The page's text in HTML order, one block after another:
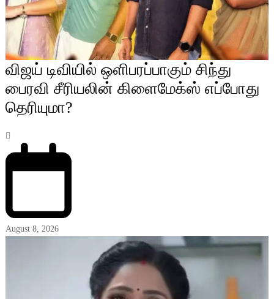
விஜய் டிவியில் ஒளிபரப்பாகும் சிந்து
பைரவி சீரியலின் கிளைமேக்ஸ் எப்போது
தெரியுமா?
August 8, 2026